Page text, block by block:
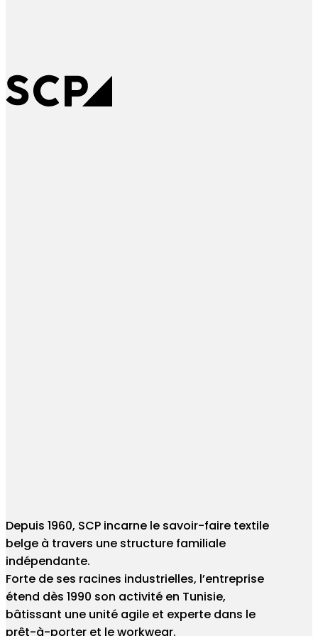
Depuis 1960, SCP incarne le savoir-faire textile
belge à travers une structure familiale
indépendante.
Forte de ses racines industrielles, l’entreprise
étend dès 1990 son activité en Tunisie,
bâtissant une unité agile et experte dans le
prêt-à-porter et le workwear.